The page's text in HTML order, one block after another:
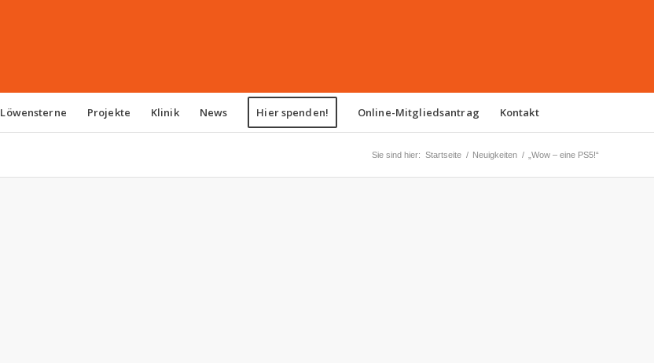
Löwensterne Projekte Klinik News Hier spenden! Online-Mitgliedsantrag Kontakt
Sie sind hier: Startseite / Neuigkeiten / „Wow – eine PS5!“